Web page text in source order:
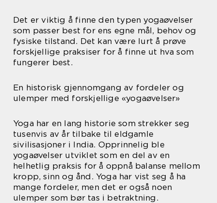
Det er viktig å finne den typen yogaøvelser
som passer best for ens egne mål, behov og
fysiske tilstand. Det kan være lurt å prøve
forskjellige praksiser for å finne ut hva som
fungerer best.
En historisk gjennomgang av fordeler og
ulemper med forskjellige «yogaøvelser»
Yoga har en lang historie som strekker seg
tusenvis av år tilbake til eldgamle
sivilisasjoner i India. Opprinnelig ble
yogaøvelser utviklet som en del av en
helhetlig praksis for å oppnå balanse mellom
kropp, sinn og ånd. Yoga har vist seg å ha
mange fordeler, men det er også noen
ulemper som bør tas i betraktning.